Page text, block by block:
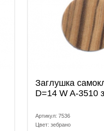
Заглушка
D=14 W A-3510
Артикул: 7536
Цвет: зебрано